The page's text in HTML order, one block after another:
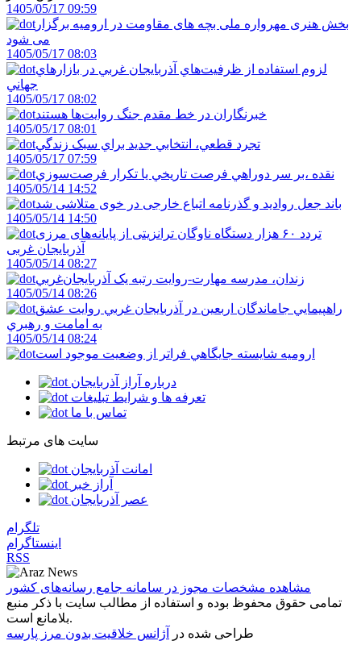
1405/05/17 09:59
بخش هنری مهرواره ملی بچه های مقاومت در ارومیه برگزار
می شود
1405/05/17 08:03
لزوم استفاده از ظرفيت‌هاي آذربايجان غربي در بازارهاي
جهاني
1405/05/17 08:02
خبرنگاران در خط مقدم جنگ روايت‌ها هستند
1405/05/17 08:01
تجرد قطعي، انتخابي جديد براي سبک زندگي
1405/05/17 07:59
نقده ،بر سر دوراهي فرصت تاريخي يا تکرار فرصت‌سوزي
1405/05/14 14:52
باند جعل روادید و گذرنامه اتباع خارجی در خوی متلاشی شد
1405/05/14 14:50
تردد ۶۰ هزار دستگاه ناوگان ترانزیتی از پایانه‌های مرزی
آذربایجان ‌غربی
1405/05/14 08:27
زندان، مدرسه مهارت-روايت رتبه يک آذربايجان‌غربي
1405/05/14 08:26
راهپيمايي جاماندگان اربعين در آذربايجان غربي روايت عشق
به امامت و رهبري
1405/05/14 08:24
اروميه شايسته جايگاهي فراتر از وضعيت موجود است
درباره آراز آذربایجان
تعرفه ها و شرایط تبلیغات
تماس با ما
سایت های مرتبط
امانت آذربایجان
آراز خبر
عصر آذربایجان
تلگرام
اینستاگرام
RSS
مشاهده مشخصات مجوز در سامانه جامع رسانه‌های کشور
تمامی حقوق محفوظ بوده و استفاده از مطالب سایت با ذکر منبع
بلامانع است.
طراحی شده در
آژانس خلاقیت بدون مرز پارسه